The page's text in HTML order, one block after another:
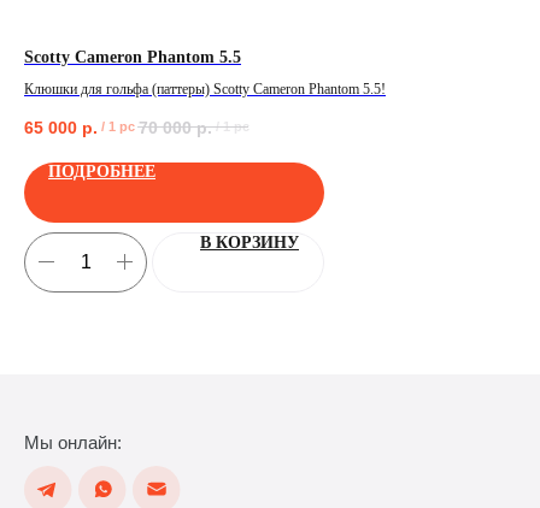
Scotty Cameron Phantom 5.5
Клюшки для гольфа (паттеры) Scotty Cameron Phantom 5.5!
65 000 р. / 1 pc 70 000 р. / 1 pc
ПОДРОБНЕЕ
В КОРЗИНУ
Мы онлайн: